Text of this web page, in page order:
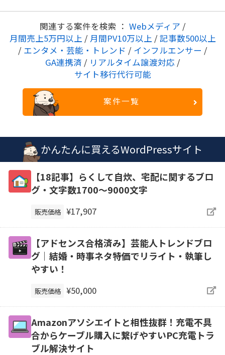
関連する案件を検索 ： Webメディア /
月間売上5万円以上 / 月間PV10万以上 / 記事数500以上
/ エンタメ・芸能・トレンド / インフルエンサー /
GA連携済 / リアルタイム譲渡対応 /
サイト移行代行可能
案件一覧
かんたんに買えるWordPressサイト
【18記事】らくして自炊、宅配に関するブロ
グ・文字数1700～9000文字
販売価格 ¥17,907
【アドセンス合格済み】芸能人トレンドブロ
グ｜結婚・時事ネタ特価でリライト・執筆し
やすい！
販売価格 ¥50,000
Amazonアソシエイトと相性抜群！充電不具
合からケーブル購入に繋げやすいPC充電トラ
ブル解決サイト